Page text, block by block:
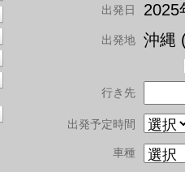
出発日 2025
出発地 沖縄
行き先
出発予定時間
車種